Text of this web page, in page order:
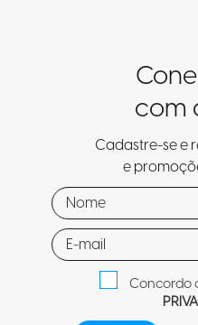
com
Cadastre-se e
e
Concordo